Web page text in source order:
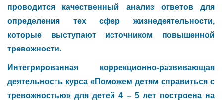
проводится качественный анализ ответов для
определения тех сфер жизнедеятельности,
которые выступают источником повышенной
тревожности.
Интегрированная коррекционно-развивающая
деятельность курса «Поможем детям справиться с
тревожностью» для детей 4 – 5 лет построена на